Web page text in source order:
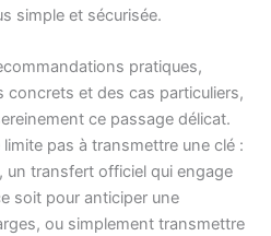
simple et sécurisée.
pratiques,
concrets et des cas particuliers,
ce passage délicat.
limite pas à transmettre une clé :
un transfert officiel qui engage
soit pour anticiper une
ou simplement transmettre